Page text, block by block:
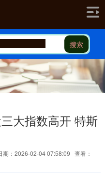
搜索
大指数高开 特斯
期：2026-02-04 07:58:09 查看：